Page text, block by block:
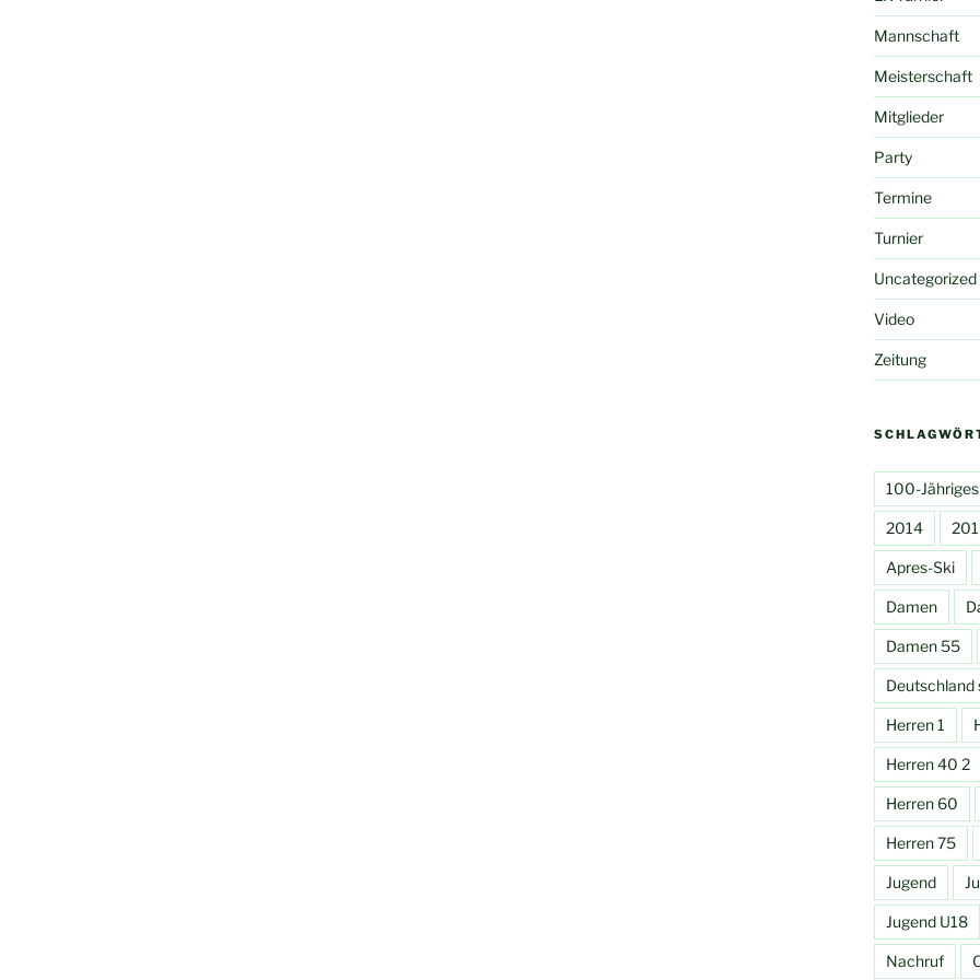
Mannschaft
Meisterschaft
Mitglieder
Party
Termine
Turnier
Uncategorized
Video
Zeitung
100-Jähriges
2014
Apres-Ski
Damen
Damen 55
Deutschland
Herren 1
Herren 40 2
Herren 60
Herren 75
Jugend
Jugend U18
Nachruf